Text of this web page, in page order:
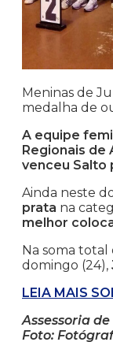
Meninas de
medalha de
A equipe
Regionais de
venceu Salto
Ainda neste
prata na
melhor
Na soma total
domingo (24),
LEIA MAIS
Assessoria
Foto: